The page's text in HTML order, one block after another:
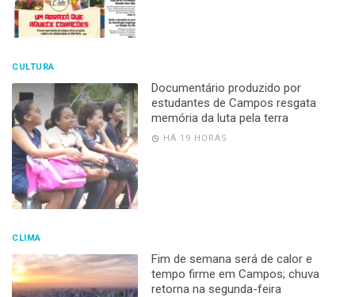
CULTURA
Documentário produzido por
estudantes de Campos resgata
memória da luta pela terra
HÁ 19 HORAS
CLIMA
Fim de semana será de calor e
tempo firme em Campos; chuva
retorna na segunda-feira